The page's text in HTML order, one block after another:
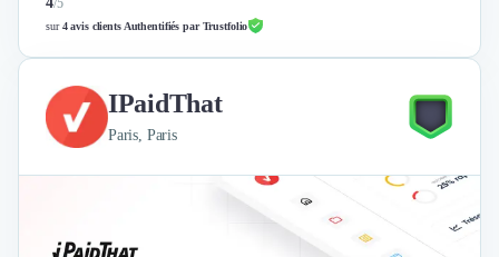
/5
sur4 avis clients Authentifiés par Trustfolio
IPaidThat
Paris, Paris